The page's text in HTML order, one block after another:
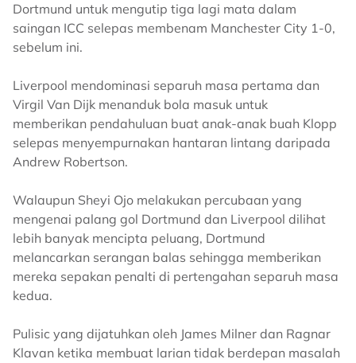
Dortmund untuk mengutip tiga lagi mata dalam
saingan ICC selepas membenam Manchester City 1-0,
sebelum ini.
Liverpool mendominasi separuh masa pertama dan
Virgil Van Dijk menanduk bola masuk untuk
memberikan pendahuluan buat anak-anak buah Klopp
selepas menyempurnakan hantaran lintang daripada
Andrew Robertson.
Walaupun Sheyi Ojo melakukan percubaan yang
mengenai palang gol Dortmund dan Liverpool dilihat
lebih banyak mencipta peluang, Dortmund
melancarkan serangan balas sehingga memberikan
mereka sepakan penalti di pertengahan separuh masa
kedua.
Pulisic yang dijatuhkan oleh James Milner dan Ragnar
Klavan ketika membuat larian tidak berdepan masalah